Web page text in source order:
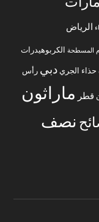
الرياض
المسطحة الكربوهيدرات
حذاء الجري دبي رأس
قطر ماراثون
نصف